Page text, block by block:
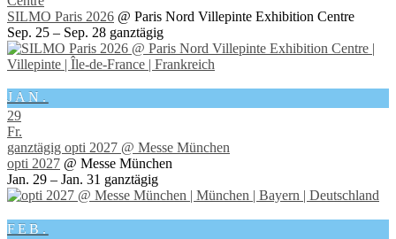
SILMO Paris 2026 @ Paris Nord Villepinte Exhibition Centre
Sep. 25 – Sep. 28 ganztägig
JAN.
29
Fr.
ganztägig opti 2027 @ Messe München
opti 2027 @ Messe München
Jan. 29 – Jan. 31 ganztägig
FEB.